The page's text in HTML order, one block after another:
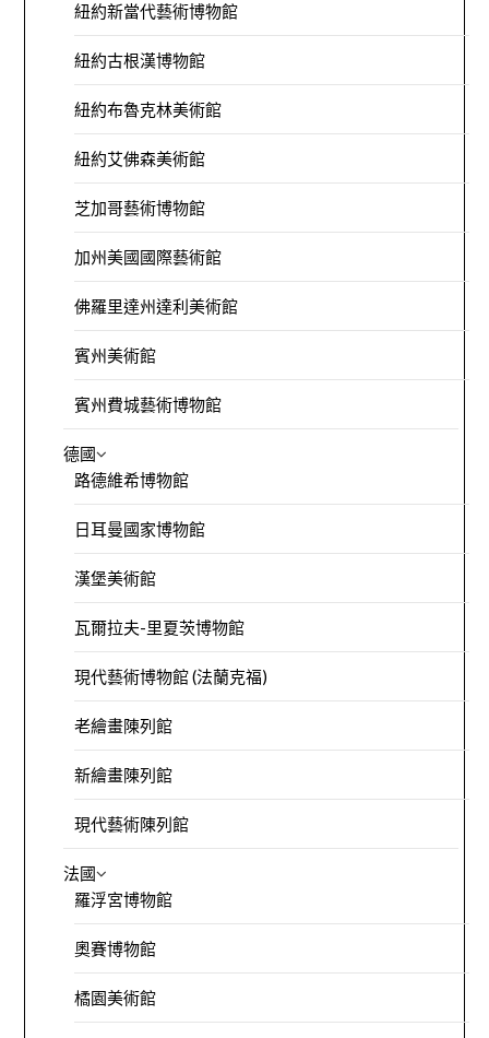
紐約新當代藝術博物館
紐約古根漢博物館
紐約布魯克林美術館
紐約艾佛森美術館
芝加哥藝術博物館
加州美國國際藝術館
佛羅里達州達利美術館
賓州美術館
賓州費城藝術博物館
德國
路德維希博物館
日耳曼國家博物館
漢堡美術館
瓦爾拉夫-里夏茨博物館
現代藝術博物館 (法蘭克福)
老繪畫陳列館
新繪畫陳列館
現代藝術陳列館
法國
羅浮宮博物館
奧賽博物館
橘園美術館